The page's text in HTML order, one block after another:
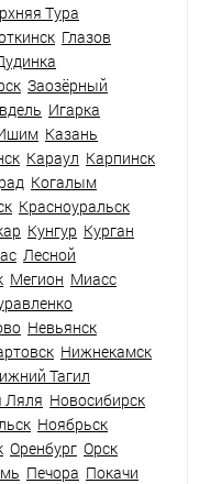
Тура
Глазов
Заозёрный
Игарка
Казань
Караул Карпинск
Когалым
Красноуральск
Кунгур Курган
Лесной
Мегион Миасс
Невьянск
Нижнекамск
Тагил
Ляля Новосибирск
Ноябрьск
Оренбург Орск
Печора Покачи